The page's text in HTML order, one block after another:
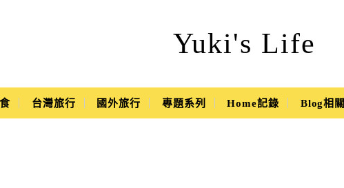
Yuki's Life
台灣旅行 國外旅行 專題系列 Home記錄 Blog相關